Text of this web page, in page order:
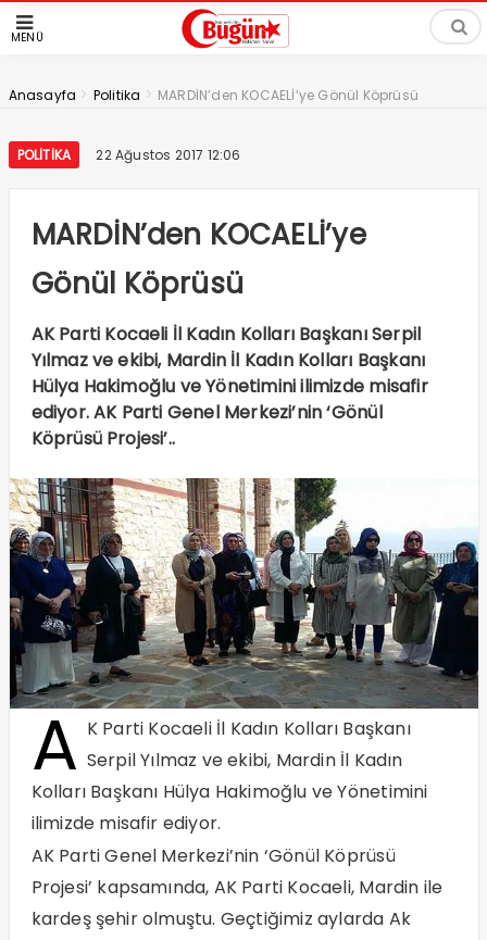
MENÜ
Anasayfa > Politika > MARDİN’den KOCAELİ’ye Gönül Köprüsü
POLITIKA 22 Ağustos 2017 12:06
MARDİN’den KOCAELİ’ye
Gönül Köprüsü
AK Parti Kocaeli İl Kadın Kolları Başkanı Serpil
Yılmaz ve ekibi, Mardin İl Kadın Kolları Başkanı
Hülya Hakimoğlu ve Yönetimini ilimizde misafir
ediyor. AK Parti Genel Merkezi’nin ‘Gönül
Köprüsü Projesi’..
A K Parti Kocaeli İl Kadın Kolları Başkanı
Serpil Yılmaz ve ekibi, Mardin İl Kadın
Kolları Başkanı Hülya Hakimoğlu ve Yönetimini
ilimizde misafir ediyor.
AK Parti Genel Merkezi’nin ‘Gönül Köprüsü
Projesi’ kapsamında, AK Parti Kocaeli, Mardin ile
kardeş şehir olmuştu. Geçtiğimiz aylarda Ak